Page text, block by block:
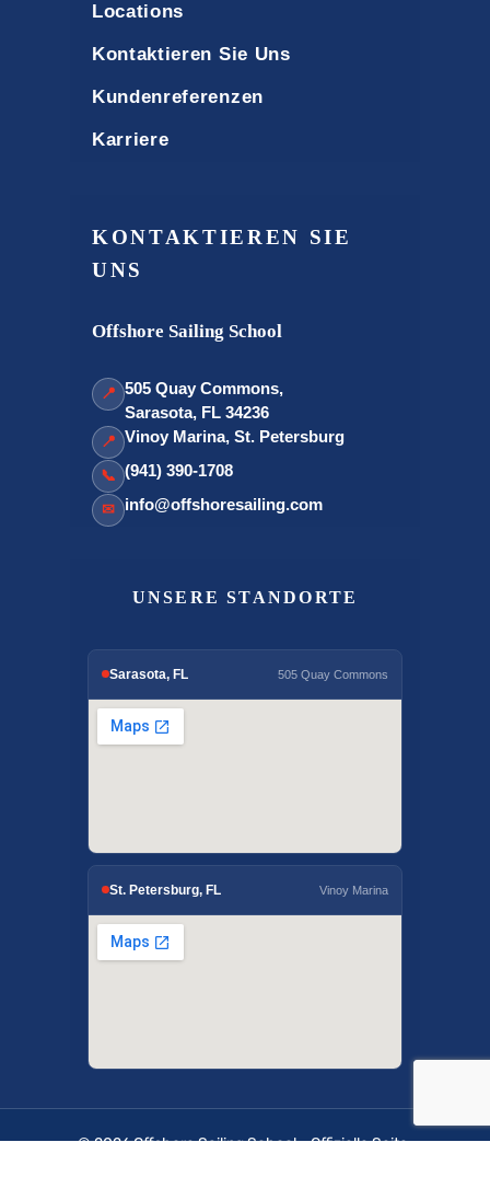
Locations
Kontaktieren Sie Uns
Kundenreferenzen
Karriere
KONTAKTIEREN SIE
UNS
Offshore Sailing School
📍 505 Quay Commons,
Sarasota, FL 34236
📍 Vinoy Marina, St. Petersburg
📞 (941) 390-1708
✉ info@offshoresailing.com
UNSERE STANDORTE
Sarasota, FL 505 Quay Commons
St. Petersburg, FL Vinoy Marina
© 2026 Offshore Sailing School - Offizielle Seite.